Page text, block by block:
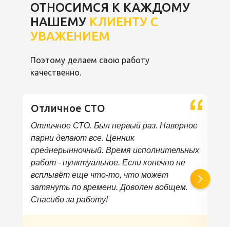
ОТНОСИМСЯ К КАЖДОМУ
НАШЕМУ КЛИЕНТУ С
УВАЖЕНИЕМ
Поэтому делаем свою работу
качественно.
Отличное СТО
Отличное СТО. Был первый раз. Наверное
парни делают все. Ценник
среднерынночный. Время исполнительных
работ - пунктуальное. Если конечно не
всплывёт еще что-то, что может
затянуть по времени. Доволен вобщем.
Спасибо за работу!